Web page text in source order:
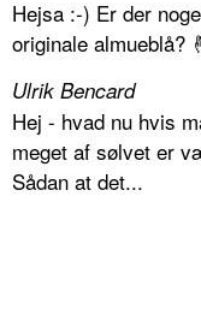
Hejsa :-) Er der
originale almueblå?
Ulrik Bencard
Hej - hvad nu hvis
meget af sølvet er
Sådan at det...